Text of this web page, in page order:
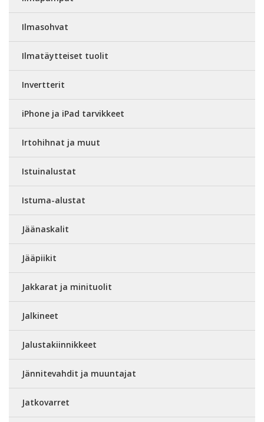
Ilmasohvat
Ilmatäytteiset tuolit
Invertterit
iPhone ja iPad tarvikkeet
Irtohihnat ja muut
Istuinalustat
Istuma-alustat
Jäänaskalit
Jääpiikit
Jakkarat ja minituolit
Jalkineet
Jalustakiinnikkeet
Jännitevahdit ja muuntajat
Jatkovarret